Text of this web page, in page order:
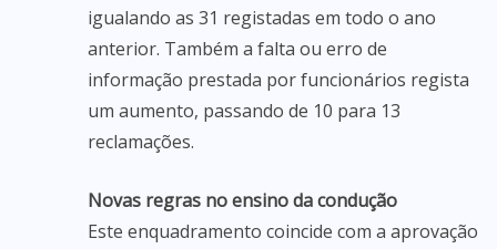
igualando as 31 registadas em todo o ano
anterior. Também a falta ou erro de
informação prestada por funcionários regista
um aumento, passando de 10 para 13
reclamações.
Novas regras no ensino da condução
Este enquadramento coincide com a aprovação